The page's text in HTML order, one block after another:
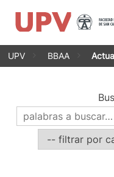
Saltar
UPV BBAA